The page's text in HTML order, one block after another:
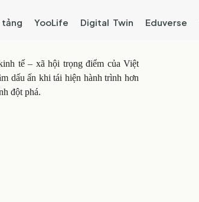
tảng YooLife Digital Twin Eduverse
tế – xã hội trọng điểm của Việt
dấu ấn khi tái hiện hành trình hơn
đột phá.